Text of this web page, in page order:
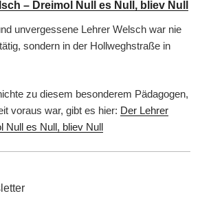
– Dreimol Null es Null, bliev Null
unvergessene Lehrer Welsch war nie
sondern in der Hollweghstraße in
zu diesem besonderem Pädagogen,
voraus war, gibt es hier: Der Lehrer
Null es Null, bliev Null